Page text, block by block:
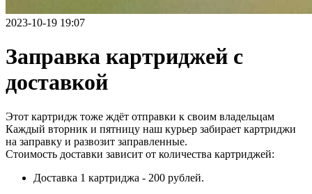
2023-10-19 19:07
Заправка картриджей с
доставкой
Этот картридж тоже ждёт отправки к своим владельцам
Каждый вторник и пятницу наш курьер забирает картриджи
на заправку и развозит заправленные.
Стоимость доставки зависит от количества картриджей:
Доставка 1 картриджа - 200 рублей.